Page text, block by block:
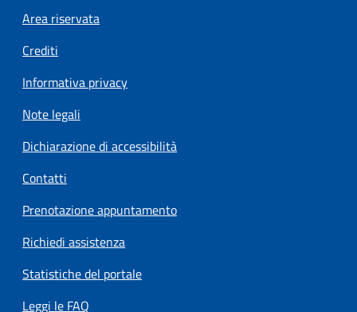
Footer menu
Area riservata
Crediti
Informativa privacy
Note legali
Dichiarazione di accessibilità
Contatti
Prenotazione appuntamento
Richiedi assistenza
Statistiche del portale
Leggi le FAQ